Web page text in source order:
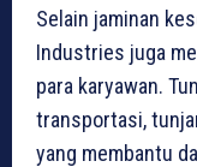
Selain jaminan
Industries juga
para karyawan.
transportasi,
yang membantu